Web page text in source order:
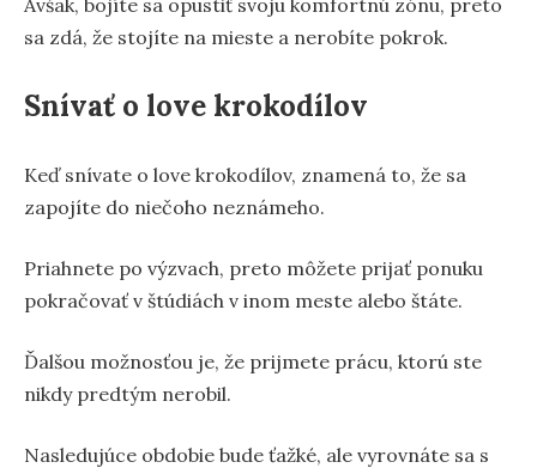
sa zdá, že stojíte na mieste a nerobíte pokrok.
Snívať o love krokodílov
Keď snívate o love krokodílov, znamená to, že sa
zapojíte do niečoho neznámeho.
Priahnete po výzvach, preto môžete prijať ponuku
pokračovať v štúdiách v inom meste alebo štáte.
Ďalšou možnosťou je, že prijmete prácu, ktorú ste
nikdy predtým nerobil.
Nasledujúce obdobie bude ťažké, ale vyrovnáte sa s